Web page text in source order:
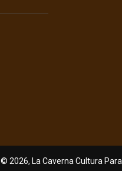
© 2026, La Caverna Cultura